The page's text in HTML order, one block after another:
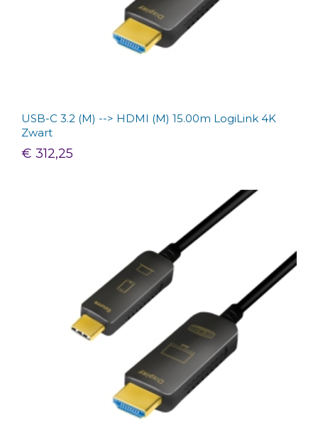
USB-C 3.2 (M) --> HDMI (M) 15.00m LogiLink 4K
Zwart
€ 312,25